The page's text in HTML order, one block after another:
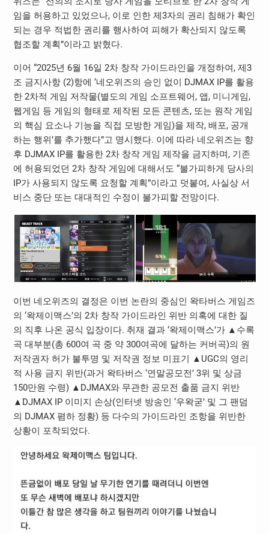
임을 허용하고 있었으나, 이로 인한 제3자의 권리 침해가 확인
되는 경우 적법한 권리를 행사하여 피해가 확산되지 않도록
협조할 계획”이라고 밝혔다.
이어 “2025년 6월 16일 2차 창작 가이드라인을 개정하여, 제3
조 금지사항 (2)항에 ‘네오위즈의 승인 없이 DJMAX IP를 활용
한 2차적 게임 저작물(별도의 게임 소프트웨어, 앱, 미니게임,
웹게임 등 게임의 형태로 제작된 모든 콘텐츠, 또는 원작 게임
의 핵심 요소나 기능을 직접 모방한 게임)을 제작, 배포, 공개
하는 행위’를 추가했다”고 명시했다. 이에 따라 네오위즈는 향
후 DJMAX IP를 활용한 2차 창작 게임 제작을 금지하며, 기존
에 허용되었던 2차 창작 게임에 대해서도 “불가피하게 당사의
IP가 사용되지 않도록 요청할 계획”이라고 덧붙여, 사실상 서
비스 중단 또는 대대적인 수정이 불가피할 전망이다.
이번 네오위즈의 결정은 이번 논란의 중심인 왁타버스 게임즈
의 ‘왁제이맥스’의 2차 창작 가이드라인 위반 의혹에 대한 질
의 직후 나온 공식 입장이다. 취재 결과 ‘왁제이맥스’가 ▲수록
곡 대부분(총 600여 곡 중 약 300여곡에 달하는 커버곡)의 원
저작권자 허가 불투명 및 저작권 정보 미표기 ▲UGC의 영리
적 사용 금지 위반(과거 왁타버스 ‘연말공모전’ 3위 및 상금
150만원 수령) ▲DJMAX와 무관한 공모전 출품 금지 위반
▲DJMAX IP 이미지 손상(인터넷 방송인 ‘우왁굳’ 및 그 팬덤
의 DJMAX 폄하 정황) 등 다수의 가이드라인 조항을 위반한
상황이 포착되었다.